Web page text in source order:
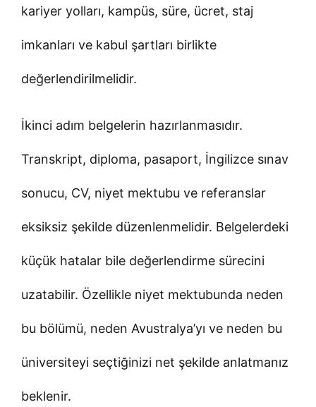
kariyer yolları, kampüs, süre, ücret, staj
imkanları ve kabul şartları birlikte
değerlendirilmelidir.
İkinci adım belgelerin hazırlanmasıdır.
Transkript, diploma, pasaport, İngilizce sınav
sonucu, CV, niyet mektubu ve referanslar
eksiksiz şekilde düzenlenmelidir. Belgelerdeki
küçük hatalar bile değerlendirme sürecini
uzatabilir. Özellikle niyet mektubunda neden
bu bölümü, neden Avustralya’yı ve neden bu
üniversiteyi seçtiğinizi net şekilde anlatmanız
beklenir.